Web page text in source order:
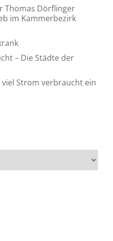
Thomas Dörflinger
im Kammerbezirk
– Die Städte der
Strom verbraucht ein